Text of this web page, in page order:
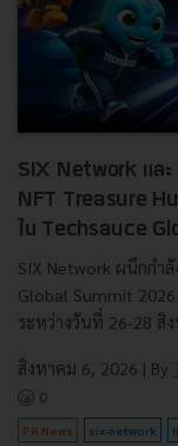
SIX Network และ
NFT Treasure
ใน Techsauce
SIX Network ผนึกกำ
Global Summit
ระหว่างวันที่ 26-28 สิ
สิงหาคม 6, 2026 | By
0
PR News six-network